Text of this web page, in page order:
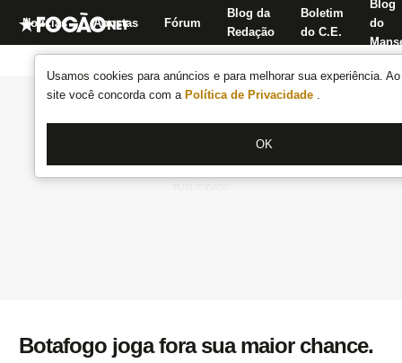
Usamos cookies para anúncios e para melhorar sua experiência.
site você concorda com a Política de Privacidade .
OK
Notícias Apostas Fórum
Blog da
Redação
Boletim
do C.E.
Blog
do
Botafogo joga fora sua maior chance.